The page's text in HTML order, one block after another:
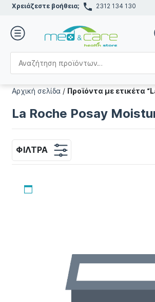
Χρειάζεστε βοήθεια; 2312 134 130
Αρχική σελίδα / Προϊόντα με ετικέτα
La Roche Posay
ΦΊΛΤΡΑ